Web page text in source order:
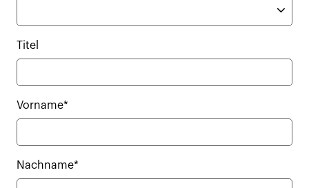
Titel
Vorname*
Nachname*